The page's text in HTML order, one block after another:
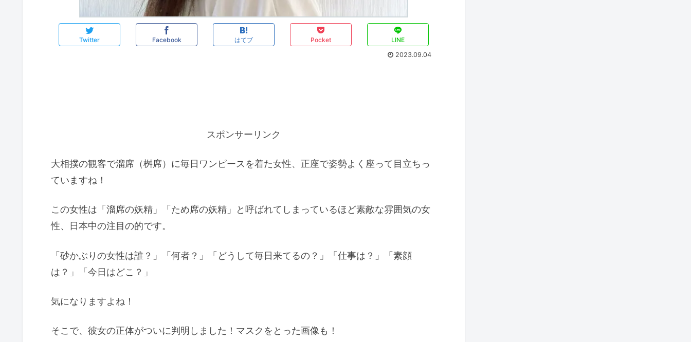
Twitter Facebook はてブ Pocket
LINE
2023.09.04
スポンサーリンク
大相撲の観客で溜席（桝席）に毎日ワンピースを着た女性、正座で姿勢よく座って目立ちっ
ていますね！
この女性は「溜席の妖精」「ため席の妖精」と呼ばれてしまっているほど素敵な雰囲気の女
性、日本中の注目の的です。
「砂かぶりの女性は誰？」「何者？」「どうして毎日来てるの？」「仕事は？」「素顔
は？」「今日はどこ？」
気になりますよね！
そこで、彼女の正体がついに判明しました！マスクをとった画像も！